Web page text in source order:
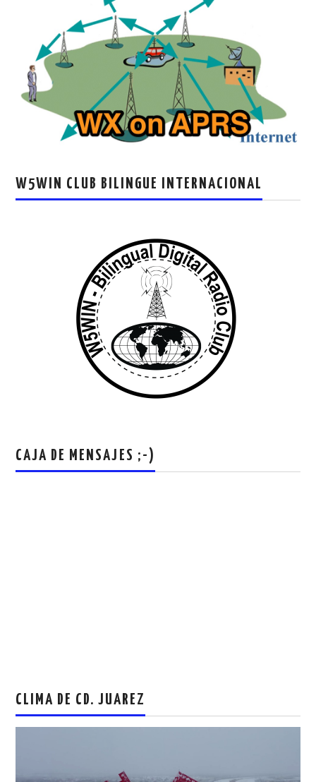
W5WIN CLUB BILINGUE INTERNACIONAL
CAJA DE MENSAJES ;-)
CLIMA DE CD. JUAREZ